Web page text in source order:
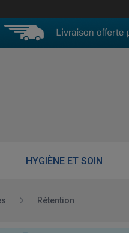
HYGIÈNE ET SOIN
Rétention